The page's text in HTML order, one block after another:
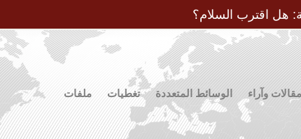
هل اقترب السلام؟
مقالات وآراء الوسائط المتعددة تغطيات ملفات